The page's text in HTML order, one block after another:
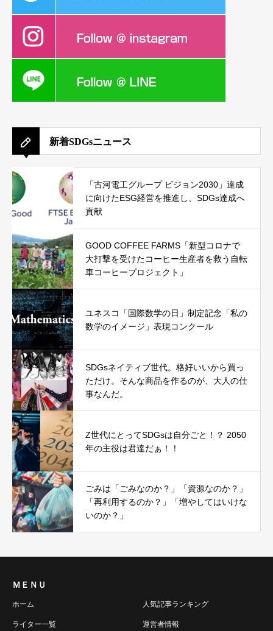
新着SDGsニュース
「古河電工グループ ビジョン2030」達成
に向けたESG経営を推進し、SDGs達成へ
貢献
GOOD COFFEE FARMS「新型コロナで
大打撃を受けたコーヒー生産者を救う自転
車コーヒープロジェクト」
ユネスコ「国際数学の日」制定記念「私の
数学のイメージ」表現コンクール
SDGsネイティブ世代。格好いいから買っ
ただけ。そんな商品を作るのが、大人の仕
事なんだ。
Z世代にとってSDGsは自分ごと！？ 2050
年の主役は君達だぁ！！
ごみは「ごみなのか？」「資源なのか？」
「再利用するのか？」「増やしてはいけな
いのか？」
ＭＥＮＵ
ホーム 人気記事ランキング
ライター一覧 運営者情報